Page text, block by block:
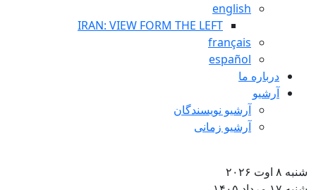
english
IRAN: VIEW FORM THE LEFT
français
español
درباره ما
آرشیو
آرشیو نویسندگان
آرشیو زمانی
۸ اوت ۲۰۲۶